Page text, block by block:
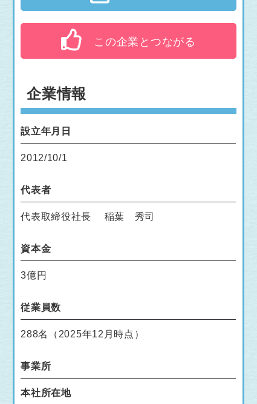
この企業とつながる
企業情報
設立年月日
2012/10/1
代表者
代表取締役社長 稲葉 秀司
資本金
3億円
従業員数
288名（2025年12月時点）
事業所
本社所在地